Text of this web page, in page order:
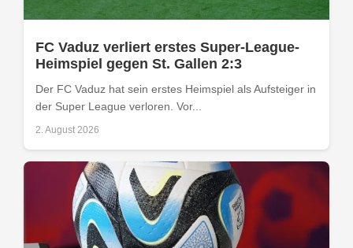
FC Vaduz verliert erstes Super-League-
Heimspiel gegen St. Gallen 2:3
Der FC Vaduz hat sein erstes Heimspiel als Aufsteiger in
der Super League verloren. Vor...
2. August 2026